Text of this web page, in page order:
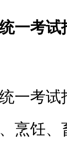
一考
一考
烹饪